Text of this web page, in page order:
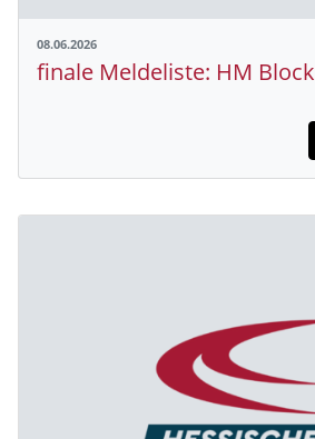
08.06.2026
finale Meldeliste: HM Block